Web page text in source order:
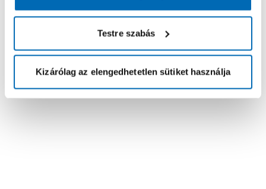
Testre szabás
Kizárólag az elengedhetetlen sütiket használja